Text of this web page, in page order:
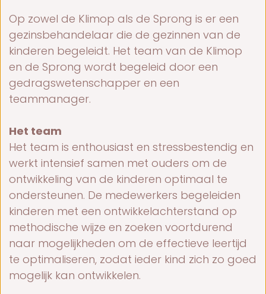
Op zowel de Klimop als de Sprong is er een
gezinsbehandelaar die de gezinnen van de
kinderen begeleidt. Het team van de Klimop
en de Sprong wordt begeleid door een
gedragswetenschapper en een
teammanager.
Het team
Het team is enthousiast en stressbestendig en
werkt intensief samen met ouders om de
ontwikkeling van de kinderen optimaal te
ondersteunen. De medewerkers begeleiden
kinderen met een ontwikkelachterstand op
methodische wijze en zoeken voortdurend
naar mogelijkheden om de effectieve leertijd
te optimaliseren, zodat ieder kind zich zo goed
mogelijk kan ontwikkelen.